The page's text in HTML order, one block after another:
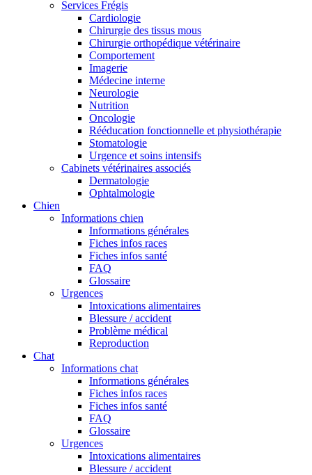
Services Frégis
Cardiologie
Chirurgie des tissus mous
Chirurgie orthopédique vétérinaire
Comportement
Imagerie
Médecine interne
Neurologie
Nutrition
Oncologie
Rééducation fonctionnelle et physiothérapie
Stomatologie
Urgence et soins intensifs
Cabinets vétérinaires associés
Dermatologie
Ophtalmologie
Chien
Informations chien
Informations générales
Fiches infos races
Fiches infos santé
FAQ
Glossaire
Urgences
Intoxications alimentaires
Blessure / accident
Problème médical
Reproduction
Chat
Informations chat
Informations générales
Fiches infos races
Fiches infos santé
FAQ
Glossaire
Urgences
Intoxications alimentaires
Blessure / accident